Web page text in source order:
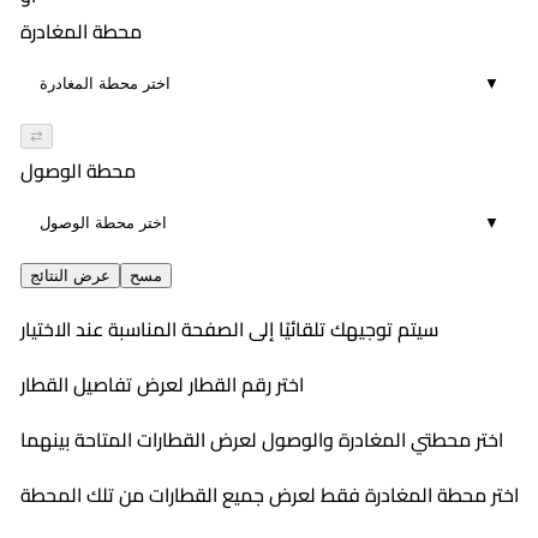
00:28٣:٥٢ PM
00:40
121
٥:٠٥ PM
00:32
553
محسن
٦:٤٧ PM
00:35
555
٧:٤٤ PM
٨:١٧ PM
4
محطة المغادرة
▼
⇄
محطة الوصول
▼
عرض النتائج مسح
سيتم توجيهك تلقائيًا إلى الصفحة المناسبة عند الاختيار
اختر رقم القطار لعرض تفاصيل القطار
اختر محطتي المغادرة والوصول لعرض القطارات المتاحة بينهما
اختر محطة المغادرة فقط لعرض جميع القطارات من تلك المحطة